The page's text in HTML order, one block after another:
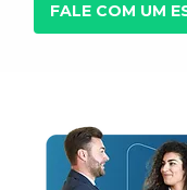
FALE COM UM